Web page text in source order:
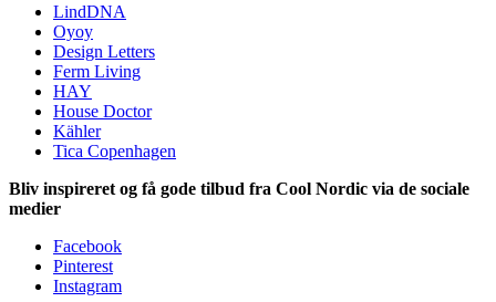
LindDNA
Oyoy
Design Letters
Ferm Living
HAY
House Doctor
Kähler
Tica Copenhagen
Bliv inspireret og få gode tilbud fra Cool Nordic via de sociale
medier
Facebook
Pinterest
Instagram